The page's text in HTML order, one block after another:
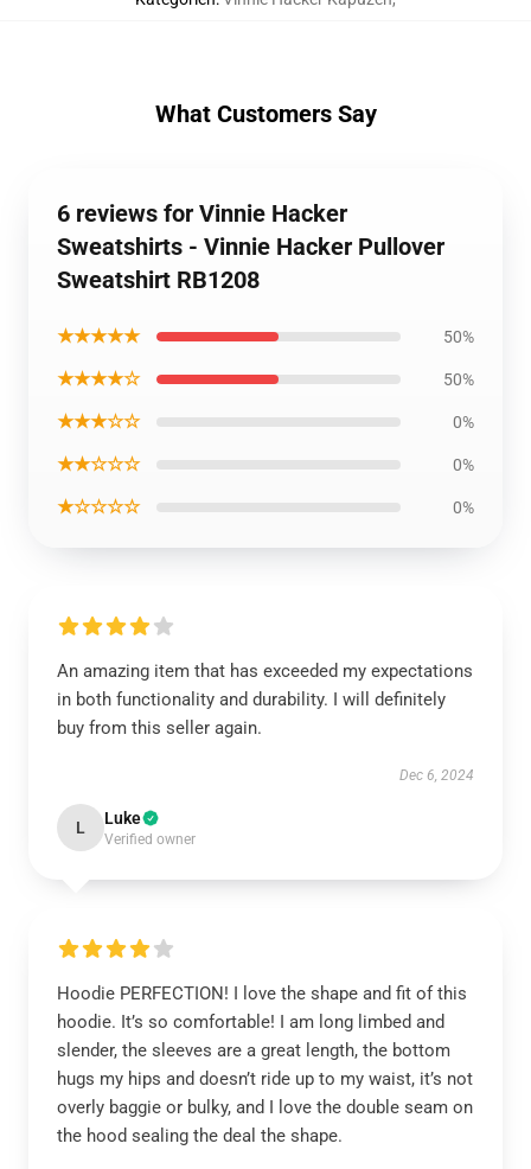
What Customers Say
6 reviews for Vinnie Hacker
Sweatshirts - Vinnie Hacker Pullover
Sweatshirt RB1208
★★★★★ 50%
★★★★☆ 50%
★★★☆☆ 0%
★★☆☆☆ 0%
★☆☆☆☆ 0%
An amazing item that has exceeded my expectations
in both functionality and durability. I will definitely
buy from this seller again.
Dec 6, 2024
L Luke
Verified owner
Hoodie PERFECTION! I love the shape and fit of this
hoodie. It’s so comfortable! I am long limbed and
slender, the sleeves are a great length, the bottom
hugs my hips and doesn’t ride up to my waist, it’s not
overly baggie or bulky, and I love the double seam on
the hood sealing the deal the shape.